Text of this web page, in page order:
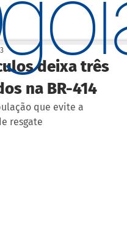
deixa três
na BR-414
que evite a
resgate